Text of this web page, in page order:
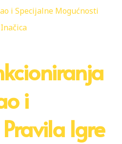
i Specijalne Mogućnosti
i
Igre